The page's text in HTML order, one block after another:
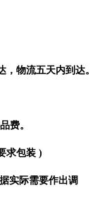
，物流五天内到达。
费。
求包装 )
实际需要作出调